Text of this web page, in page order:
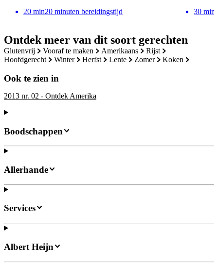
Ontdek meer van dit soort gerechten
glutenvrij vooraf te maken amerikaans
rijst
hoofdgerecht
winter herfst lente zomer koken
Ook te zien in
2013 nr. 02 - Ontdek Amerika
20 min20 minuten bereidingstijd
30 min
Boodschappen
Allerhande
Services
Albert Heijn